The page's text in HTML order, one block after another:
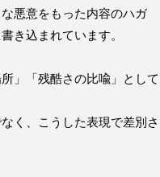
悪意をもった内容のハガ
き込まれています。
」「残酷さの比喩」として
く、こうした表現で差別さ